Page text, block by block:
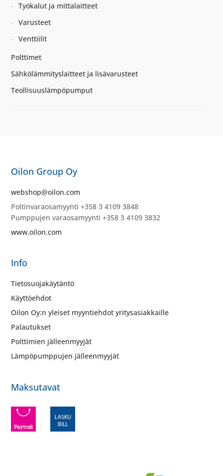
Työkalut ja mittalaitteet
Varusteet
Venttiilit
Polttimet
Sähkölämmityslaitteet ja lisävarusteet
Teollisuuslämpöpumput
Oilon Group Oy
webshop@oilon.com
Poltinvaraosamyynti +358 3 4109 3848
Pumppujen varaosamyynti +358 3 4109 3832
www.oilon.com
Info
Tietosuojakäytäntö
Käyttöehdot
Oilon Oy:n yleiset myyntiehdot yritysasiakkaille
Palautukset
Polttimien jälleenmyyjät
Lämpöpumppujen jälleenmyyjät
Maksutavat